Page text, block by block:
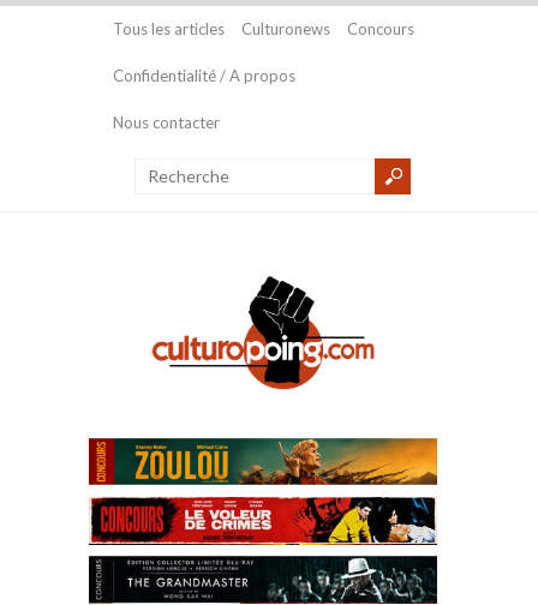
Tous les articles Culturonews Concours
Confidentialité / A propos
Nous contacter